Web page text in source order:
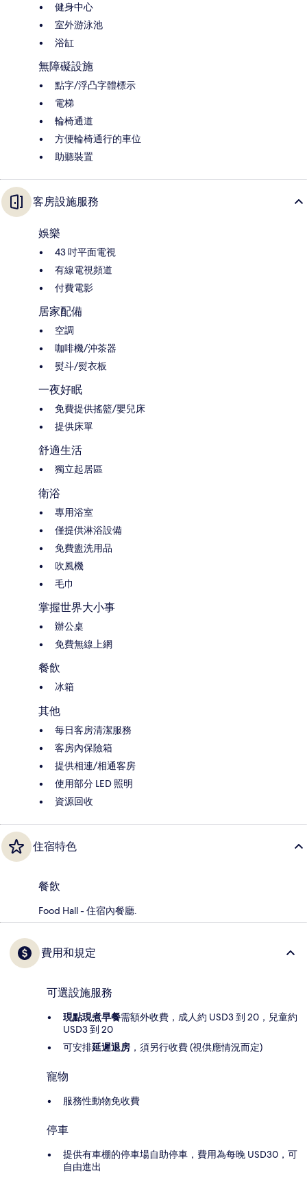
健身中心
室外游泳池
浴缸
無障礙設施
點字/浮凸字體標示
電梯
輪椅通道
方便輪椅通行的車位
助聽裝置
客房設施服務
娛樂
43 吋平面電視
有線電視頻道
付費電影
居家配備
空調
咖啡機/沖茶器
熨斗/熨衣板
一夜好眠
免費提供搖籃/嬰兒床
提供床單
舒適生活
獨立起居區
衛浴
專用浴室
僅提供淋浴設備
免費盥洗用品
吹風機
毛巾
掌握世界大小事
辦公桌
免費無線上網
餐飲
冰箱
其他
每日客房清潔服務
客房內保險箱
提供相連/相通客房
使用部分 LED 照明
資源回收
住宿特色
餐飲
Food Hall - 住宿內餐廳.
費用和規定
可選設施服務
現點現煮早餐需額外收費，成人約 USD3 到 20，兒童約
USD3 到 20
可安排延遲退房 ，須另行收費 (視供應情況而定)
寵物
服務性動物免收費
停車
提供有車棚的停車場自助停車，費用為每晚 USD30，可
自由進出